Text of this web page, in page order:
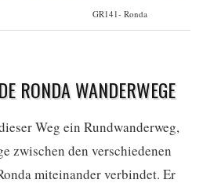
GR141- Ronda
RONDA WANDERWEGE
Weg ein Rundwanderweg,
zwischen den verschiedenen
miteinander verbindet. Er